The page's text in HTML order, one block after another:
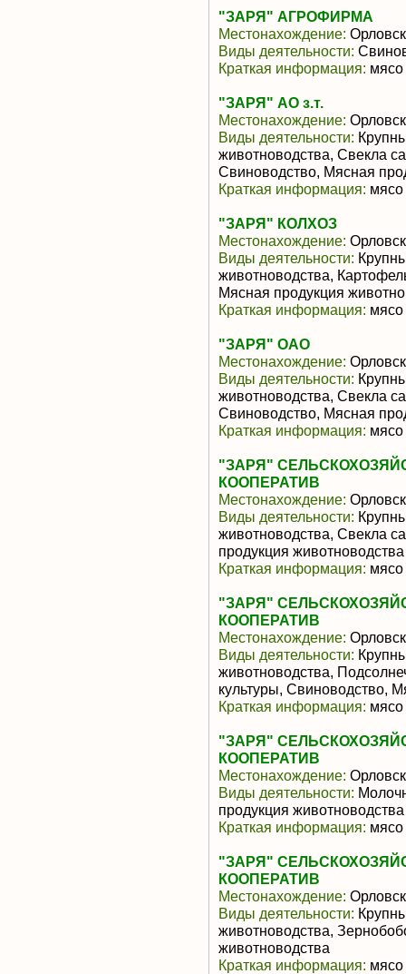
"ЗАРЯ" АГРОФИРМА
Местонахождение:
Виды деятельности:
Краткая информация: мясо
"ЗАРЯ" АО з.т.
Местонахождение:
Виды деятельности:
животноводства, Свекла
Свиноводство, Мясная
Краткая информация: мясо
"ЗАРЯ" КОЛХОЗ
Местонахождение:
Виды деятельности:
животноводства,
Мясная продукция
Краткая информация: мясо
"ЗАРЯ" ОАО
Местонахождение:
Виды деятельности:
животноводства, Свекла
Свиноводство, Мясная
Краткая информация: мясо
"ЗАРЯ"
КООПЕРАТИВ
Местонахождение:
Виды деятельности:
животноводства, Свекла
продукция животноводства
Краткая информация: мясо
"ЗАРЯ"
КООПЕРАТИВ
Местонахождение:
Виды деятельности:
животноводства,
культуры, Свиноводство,
Краткая информация: мясо
"ЗАРЯ"
КООПЕРАТИВ
Местонахождение:
Виды деятельности:
продукция животноводства
Краткая информация: мясо
"ЗАРЯ"
КООПЕРАТИВ
Местонахождение:
Виды деятельности:
животноводства,
животноводства
Краткая информация: мясо